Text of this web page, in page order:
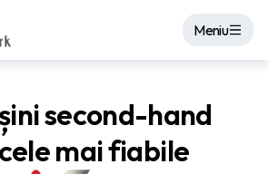
Meniu
second-hand
mai fiabile